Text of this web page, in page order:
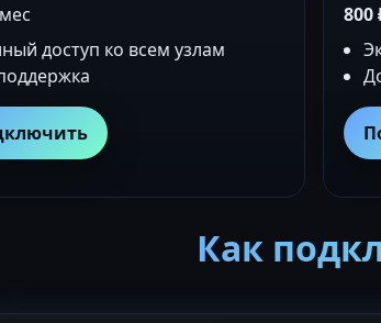
доступ ко всем узлам
800
Как